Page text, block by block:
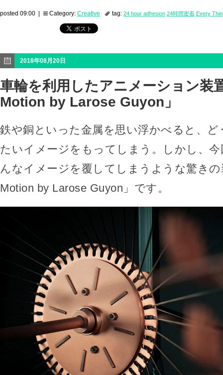
posted 09:00 | Category: Creative tag: 24 hour adhesion 24時間密着 Every
2018年08月20日
車輪を利用したアニメーション装
Motion by Larose Guyon」
鉄や銅といった金属を思い浮かべると、
たいイメージをもってしまう。しかし、
んなイメージを覆してしまうような驚き
Motion by Larose Guyon」です。